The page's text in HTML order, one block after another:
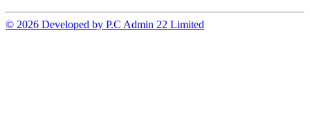
© 2026 Developed by P.C Admin 22 Limited